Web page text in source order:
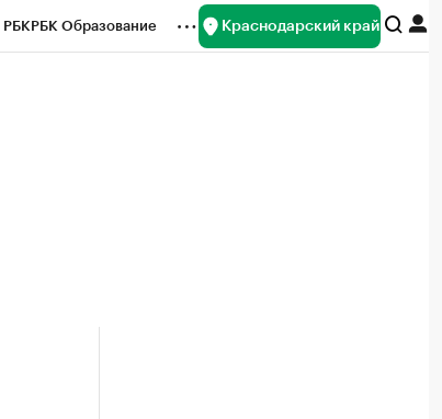
РБКРБК Образование Краснодарский край